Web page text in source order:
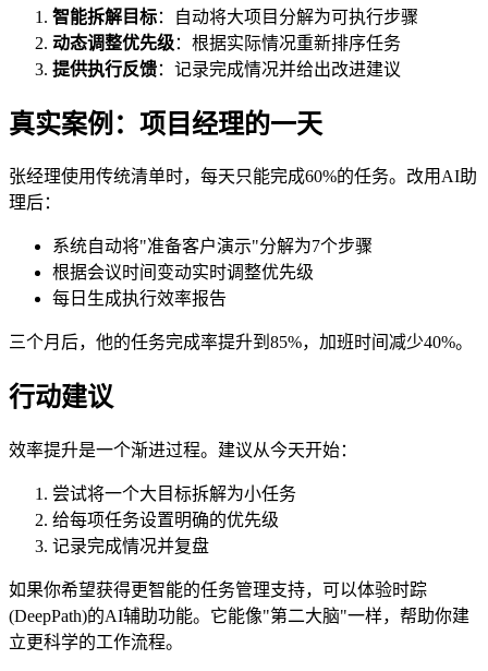
智能拆解目标：自动将大项目分解为可执行步骤
动态调整优先级：根据实际情况重新排序任务
提供执行反馈：记录完成情况并给出改进建议
真实案例：项目经理的一天
张经理使用传统清单时，每天只能完成60%的任务。改用AI助
理后：
系统自动将"准备客户演示"分解为7个步骤
根据会议时间变动实时调整优先级
每日生成执行效率报告
三个月后，他的任务完成率提升到85%，加班时间减少40%。
行动建议
效率提升是一个渐进过程。建议从今天开始：
尝试将一个大目标拆解为小任务
给每项任务设置明确的优先级
记录完成情况并复盘
如果你希望获得更智能的任务管理支持，可以体验时踪
(DeepPath)的AI辅助功能。它能像"第二大脑"一样，帮助你建
立更科学的工作流程。